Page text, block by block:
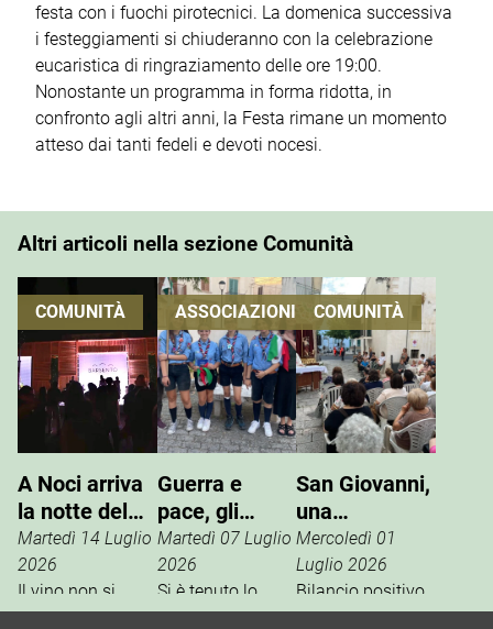
festa con i fuochi pirotecnici. La domenica successiva
i festeggiamenti si chiuderanno con la celebrazione
eucaristica di ringraziamento delle ore 19:00.
Nonostante un programma in forma ridotta, in
confronto agli altri anni, la Festa rimane un momento
atteso dai tanti fedeli e devoti nocesi.
Altri articoli nella sezione Comunità
COMUNITÀ
A Noci arriva
la notte del
vino che si
vive
Martedì 14 Luglio
2026
Il vino non si
degusta. Si vive.
ASSOCIAZIONI
Guerra e
pace, gli
Scout
incontrano
l’ANPI
Martedì 07 Luglio
2026
Si è tenuto lo
scorso 27 giugno
COMUNITÀ
San Giovanni,
una
tradizione che
si rinnova
Mercoledì 01
Luglio 2026
Bilancio positivo,
la scorsa